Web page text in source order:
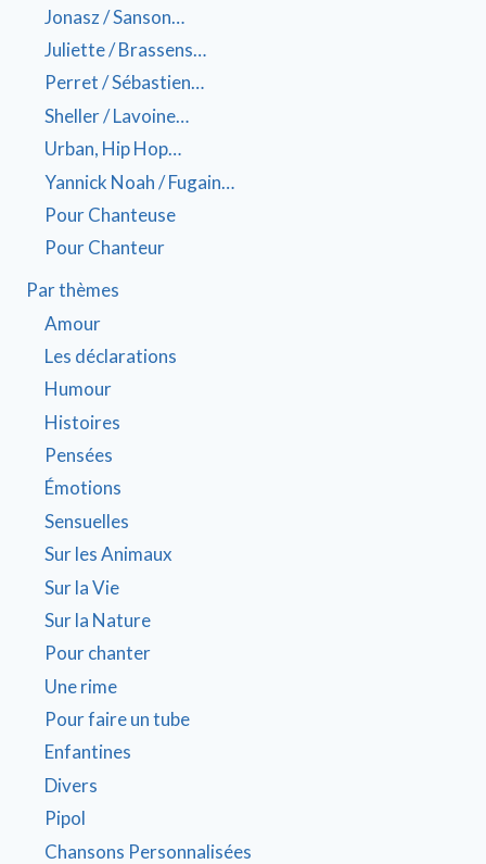
Jonasz / Sanson…
Juliette / Brassens…
Perret / Sébastien…
Sheller / Lavoine…
Urban, Hip Hop…
Yannick Noah / Fugain…
Pour Chanteuse
Pour Chanteur
Par thèmes
Amour
Les déclarations
Humour
Histoires
Pensées
Émotions
Sensuelles
Sur les Animaux
Sur la Vie
Sur la Nature
Pour chanter
Une rime
Pour faire un tube
Enfantines
Divers
Pipol
Chansons Personnalisées